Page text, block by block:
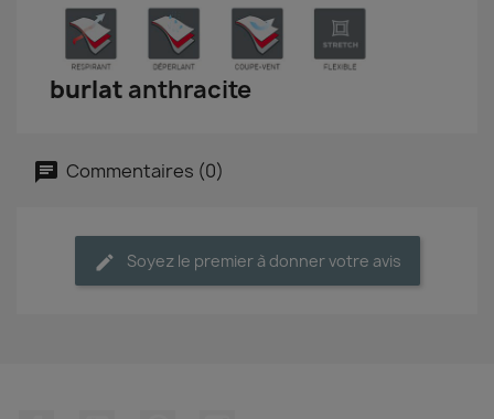
burlat anthracite
Commentaires (0)
Soyez le premier à donner votre avis